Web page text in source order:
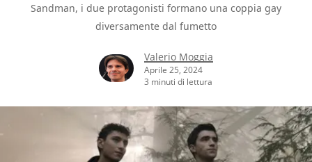
Sandman, i due protagonisti formano una coppia gay
diversamente dal fumetto
Valerio Moggia
Aprile 25, 2024
3 minuti di lettura